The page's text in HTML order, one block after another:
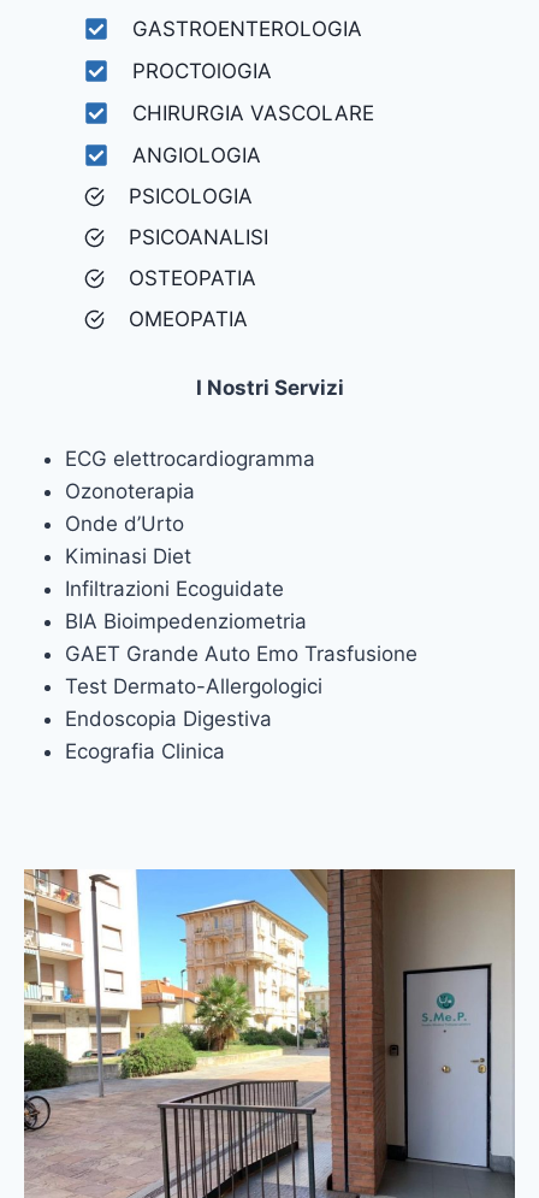
GASTROENTEROLOGIA
PROCTOlOGIA
CHIRURGIA VASCOLARE
ANGIOLOGIA
PSICOLOGIA
PSICOANALISI
OSTEOPATIA
OMEOPATIA
I Nostri Servizi
ECG elettrocardiogramma
Ozonoterapia
Onde d’Urto
Kiminasi Diet
Infiltrazioni Ecoguidate
BIA Bioimpedenziometria
GAET Grande Auto Emo Trasfusione
Test Dermato-Allergologici
Endoscopia Digestiva
Ecografia Clinica